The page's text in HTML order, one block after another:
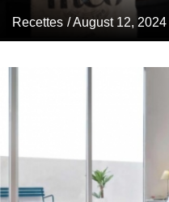
Recettes / August 12, 2024